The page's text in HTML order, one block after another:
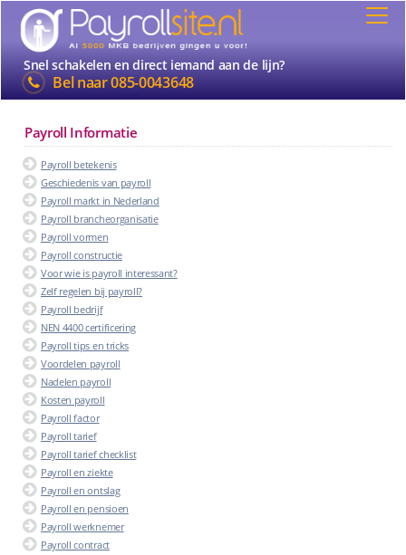
Snel schakelen en direct iemand aan de lijn?
Bel naar085-0043648
Payroll Informatie
Payroll betekenis
Geschiedenis van payroll
Payroll markt in Nederland
Payroll brancheorganisatie
Payroll vormen
Payroll constructie
Voor wie is payroll interessant?
Zelf regelen bij payroll?
Payroll bedrijf
NEN 4400 certificering
Payroll tips en tricks
Voordelen payroll
Nadelen payroll
Kosten payroll
Payroll factor
Payroll tarief
Payroll tarief checklist
Payroll en ziekte
Payroll en ontslag
Payroll en pensioen
Payroll werknemer
Payroll contract